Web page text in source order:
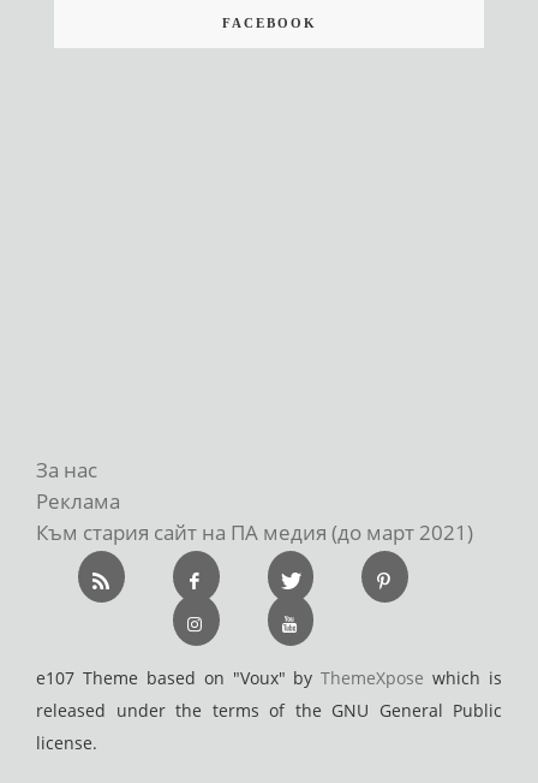
FACEBOOK
За нас
Реклама
Към стария сайт на ПА медия (до март 2021)
e107 Theme based on "Voux" byThemeXpose which is
released under the terms of the GNU General Public
license.